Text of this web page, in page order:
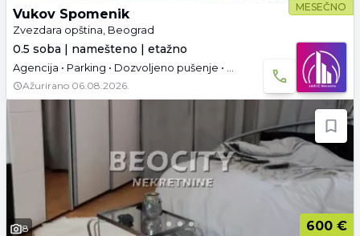
MESEČNO
Vukov Spomenik
Zvezdara opština, Beograd
0.5 soba | namešteno | etažno
Agencija • Parking • Dozvoljeno pušenje • Useljivo • Dozvoljeni kućni ljubimci
Ažurirano 06.08.2026.
8
600 €